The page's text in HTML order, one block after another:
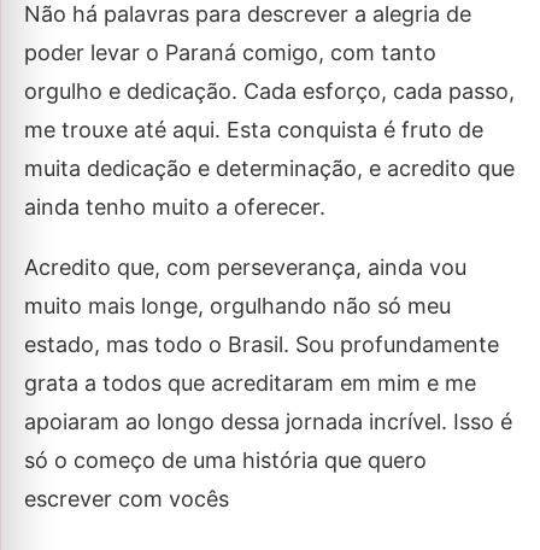
Não há palavras para descrever a alegria de
poder levar o Paraná comigo, com tanto
orgulho e dedicação. Cada esforço, cada passo,
me trouxe até aqui. Esta conquista é fruto de
muita dedicação e determinação, e acredito que
ainda tenho muito a oferecer.
Acredito que, com perseverança, ainda vou
muito mais longe, orgulhando não só meu
estado, mas todo o Brasil. Sou profundamente
grata a todos que acreditaram em mim e me
apoiaram ao longo dessa jornada incrível. Isso é
só o começo de uma história que quero
escrever com vocês